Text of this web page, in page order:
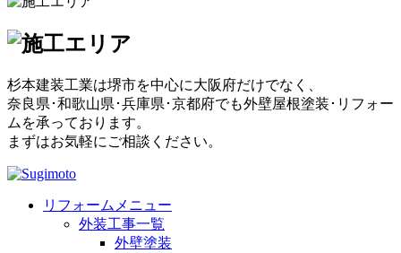
杉本建装工業は堺市を中心に大阪府だけでなく、
奈良県･和歌山県･兵庫県･京都府でも外壁屋根塗装･リフォー
ムを承っております。
まずはお気軽にご相談ください。
リフォームメニュー
外装工事一覧
外壁塗装